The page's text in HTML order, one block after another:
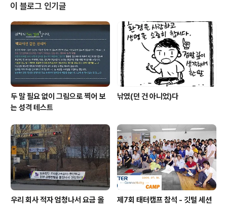
이 블로그 인기글
두 말 필요 없이 그림으로 찍어 보
는 성격 테스트
낚였(던 건 아니었)다
우리 회사 적자 엄청나서 요금 올
제7회 태터캠프 참석 - 깃털 세션